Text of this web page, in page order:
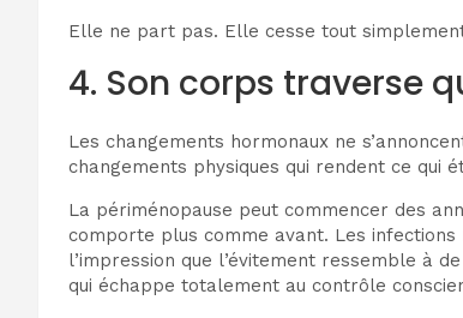
Elle ne part pas. Elle cesse tout
4. Son corps traverse
Les changements hormonaux ne
changements physiques qui rendent ce qui
La périménopause peut commencer des
comporte plus comme avant. Les
l’impression que l’évitement ressemble à
qui échappe totalement au contrôle